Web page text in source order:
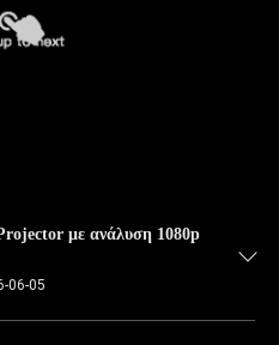
με ανάλυση 1080p
06-05